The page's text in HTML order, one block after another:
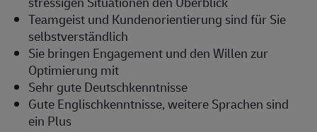
Teamgeist und Kundenorientierung sind für Sie
selbstverständlich
Sie bringen Engagement und den Willen zur
Optimierung mit
Sehr gute Deutschkenntnisse
Gute Englischkenntnisse, weitere Sprachen sind
ein Plus